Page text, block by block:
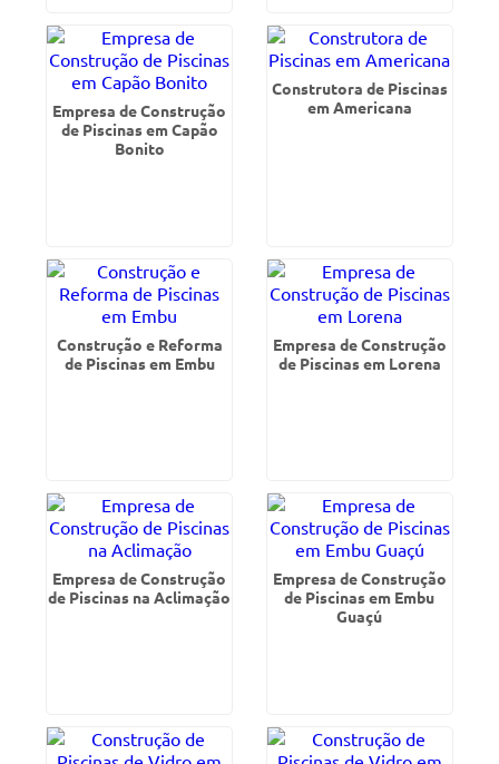
Empresa de Construção
de Piscinas em Capão
Bonito
Construtora de Piscinas
em Americana
Construção e Reforma
de Piscinas em Embu
Empresa de Construção
de Piscinas em Lorena
Empresa de Construção
de Piscinas na Aclimação
Empresa de Construção
de Piscinas em Embu
Guaçú